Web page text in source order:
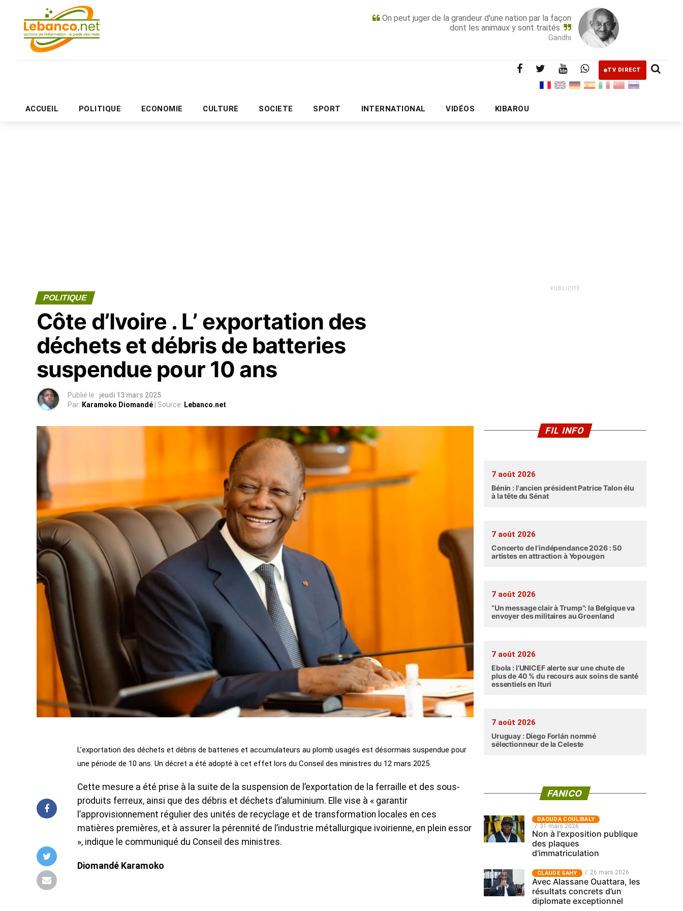
On peut juger de la grandeur d'une nation par la façon
dont les animaux y sont traités.
Gandhi
TV DIRECT
ACCUEIL POLITIQUE ECONOMIE CULTURE SOCIETE SPORT INTERNATIONAL VIDÉOS KIBAROU
PUBLICITÉ
POLITIQUE
Côte d’Ivoire . L’ exportation des
déchets et débris de batteries
suspendue pour 10 ans
Publié le : jeudi 13 mars 2025
Par: Karamoko Diomandé | Source: Lebanco.net
L’exportation des déchets et débris de batteries et accumulateurs au plomb usagés est désormais suspendue pour
une période de 10 ans. Un décret a été adopté à cet effet lors du Conseil des ministres du 12 mars 2025.
Cette mesure a été prise à la suite de la suspension de l’exportation de la ferraille et des sous-
produits ferreux, ainsi que des débris et déchets d’aluminium. Elle vise à « garantir
l’approvisionnement régulier des unités de recyclage et de transformation locales en ces
matières premières, et à assurer la pérennité de l’industrie métallurgique ivoirienne, en plein essor
», indique le communiqué du Conseil des ministres.
Diomandé Karamoko
PUBLICITÉ
FIL INFO
7 août 2026
Bénin : l'ancien président Patrice Talon élu
à la tête du Sénat
7 août 2026
Concerto de l’indépendance 2026 : 50
artistes en attraction à Yopougon
7 août 2026
“Un message clair à Trump”: la Belgique va
envoyer des militaires au Groenland
7 août 2026
Ebola : l’UNICEF alerte sur une chute de
plus de 40 % du recours aux soins de santé
essentiels en Ituri
7 août 2026
Uruguay : Diego Forlán nommé
sélectionneur de la Celeste
FANICO
‎DAOUDA COULIBALY
31 mars 2026
Non à l'exposition publique
des plaques
d'immatriculation
CLAUDE SAHY 26 mars 2026
Avec Alassane Ouattara, les
résultats concrets d’un
diplomate exceptionnel